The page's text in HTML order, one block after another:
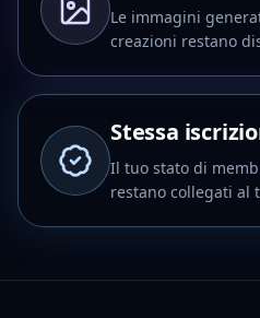
Le immagini
creazioni restano
Stessa
Il tuo stato di
restano collegati al